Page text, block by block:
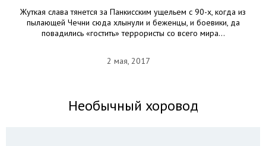
Жуткая слава тянется за Панкисским ущельем с 90-х, когда из
пылающей Чечни сюда хлынули и беженцы, и боевики, да
повадились «гостить» террористы со всего мира…
2 мая, 2017
Необычный хоровод